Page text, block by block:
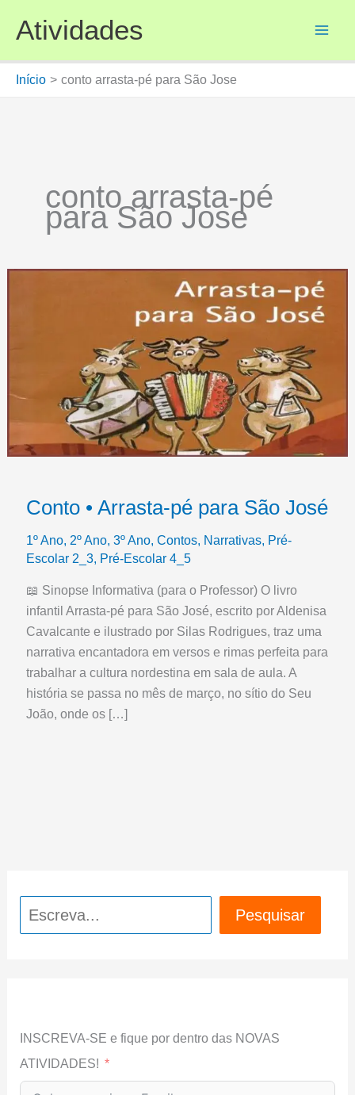
para
conteúdo
Atividades
Início conto arrasta-pé para São Jose
conto arrasta-pé
para São Jose
Conto • Arrasta-pé para São José
1º Ano, 2º Ano, 3º Ano, Contos, Narrativas, Pré-
Escolar 2_3, Pré-Escolar 4_5
📖 Sinopse Informativa (para o Professor) O livro
infantil Arrasta-pé para São José, escrito por Aldenisa
Cavalcante e ilustrado por Silas Rodrigues, traz uma
narrativa encantadora em versos e rimas perfeita para
trabalhar a cultura nordestina em sala de aula. A
história se passa no mês de março, no sítio do Seu
João, onde os […]
Pesquisar Pesquisar
INSCREVA-SE e fique por dentro das NOVAS
ATIVIDADES!